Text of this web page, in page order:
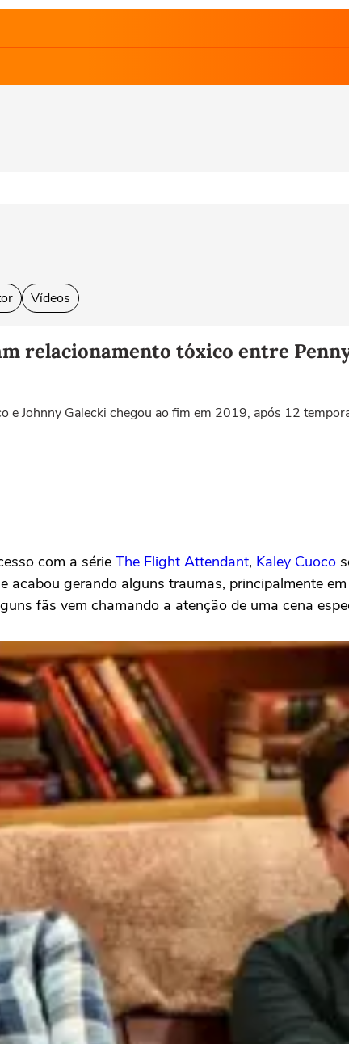
Vídeos
relacionamento tóxico entre
e Johnny Galecki chegou ao fim em 2019, após 12
com a série The Flight Attendant, Kaley Cuoco
acabou gerando alguns traumas, principalmente
fãs vem chamando a atenção de uma cena